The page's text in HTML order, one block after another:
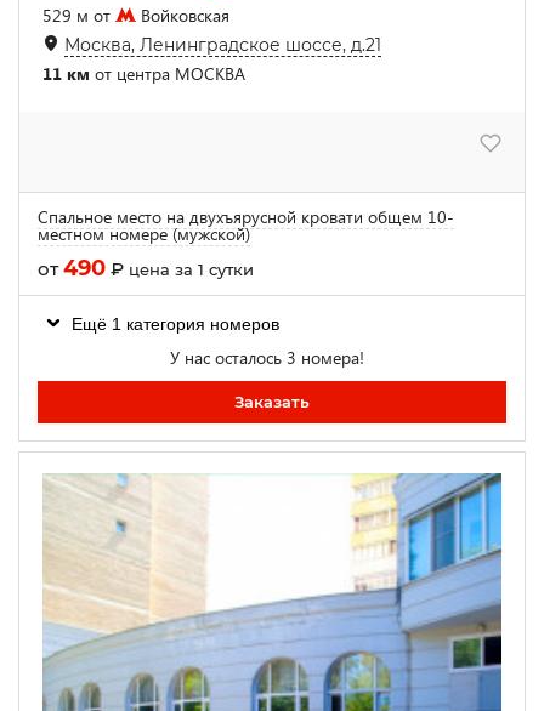
529 м от
Войковская
Москва, Ленинградское шоссе, д.21
11 км от центра МОСКВА
Спальное место на двухъярусной кровати общем 10-
местном номере (мужской)
от490 ₽ цена за 1 сутки
Ещё 1 категория номеров
У нас осталось 3 номера!
Заказать